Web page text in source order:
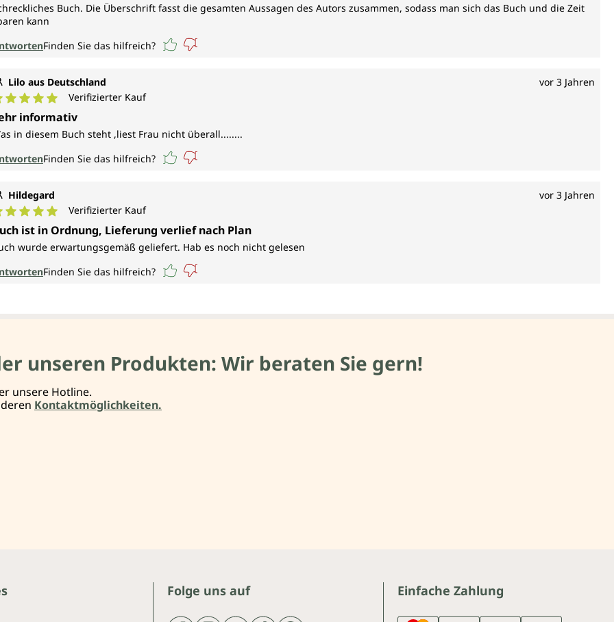
Buch. Die Überschrift fasst die gesamten Aussagen des Autors zusammen, sodass man sich das Buch und die Zeit
kann
Finden Sie das hilfreich?
Lilo aus Deutschland vor 3 Jahren
Bewertung von 5 von 5 Sternen
Verifizierter Kauf
informativ
in diesem Buch steht ,liest Frau nicht überall........
Finden Sie das hilfreich?
Hildegard vor 3 Jahren
Bewertung von 5 von 5 Sternen
Verifizierter Kauf
ist in Ordnung, Lieferung verlief nach Plan
wurde erwartungsgemäß geliefert. Hab es noch nicht gelesen
Finden Sie das hilfreich?
unseren Produkten: Wir beraten Sie gern!
unsere Hotline.
Kontaktmöglichkeiten.
Folge uns auf Einfache Zahlung